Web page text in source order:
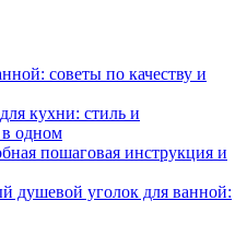
советы по качеству и
кухни: стиль и
одном
пошаговая инструкция и
душевой уголок для ванной: